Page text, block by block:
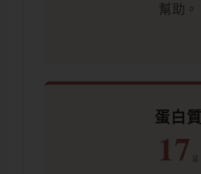
幫助。
蛋白質
17 g